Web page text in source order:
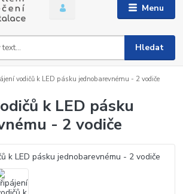
Menu
Hledat
vodičů k LED pásku jednobarevnému - 2 vodiče
k LED pásku
- 2 vodiče